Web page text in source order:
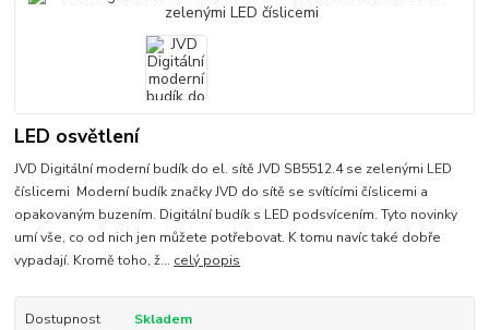
LED osvětlení
JVD Digitální moderní budík do el. sítě JVD SB5512.4 se zelenými LED
číslicemi Moderní budík značky JVD do sítě se svítícími číslicemi a
opakovaným buzením. Digitální budík s LED podsvícením. Tyto novinky
umí vše, co od nich jen můžete potřebovat. K tomu navíc také dobře
vypadají. Kromě toho, ž... celý popis
Dostupnost Skladem